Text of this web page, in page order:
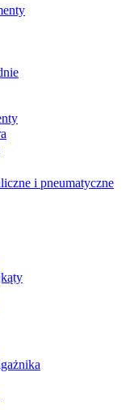
i pneumatyczne